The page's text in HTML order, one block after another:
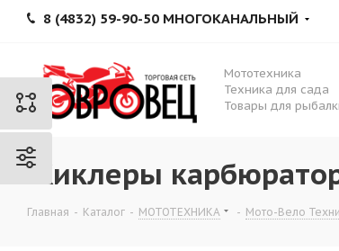
8 (4832) 59-90-50 МНОГОКАНАЛЬНЫЙ
Мототехника
Техника для сада
Товары для
Жиклеры
Главная - Каталог - МОТОТЕХНИКА - Мото-Вело